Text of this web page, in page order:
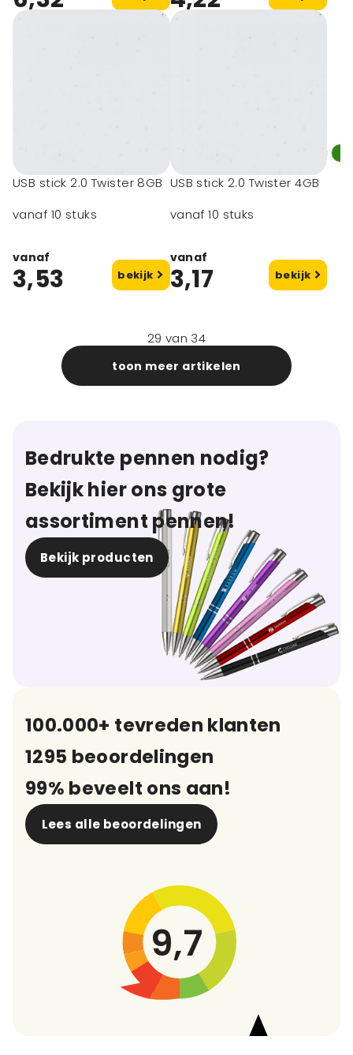
USB stick 2.0 Twister 8GB
vanaf 10 stuks
vanaf
3,53 bekijk
USB stick 2.0 Twister 4GB
vanaf 10 stuks
vanaf
3,17 bekijk
29 van 34
toon meer artikelen
Bedrukte pennen nodig?
Bekijk hier ons grote
assortiment pennen!
Bekijk producten
100.000+ tevreden klanten
1295 beoordelingen
99% beveelt ons aan!
Lees alle beoordelingen
9,7